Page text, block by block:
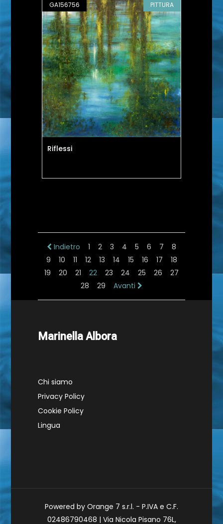
GA156756 PITTURA
Riflessi
Indietro 1 2 3 4 5 6 7
8
9
10 11 12 13 14 15 16 17
18
19
20 21 22 23 24 25 26
27
28
29 Avanti
Marinella Albora
Chi siamo
Privacy Policy
Cookie Policy
Lingua
Powered by Orange 7 s.r.l. - P.IVA e C.F.
02486790468 | Via Nicola Pisano 76L,